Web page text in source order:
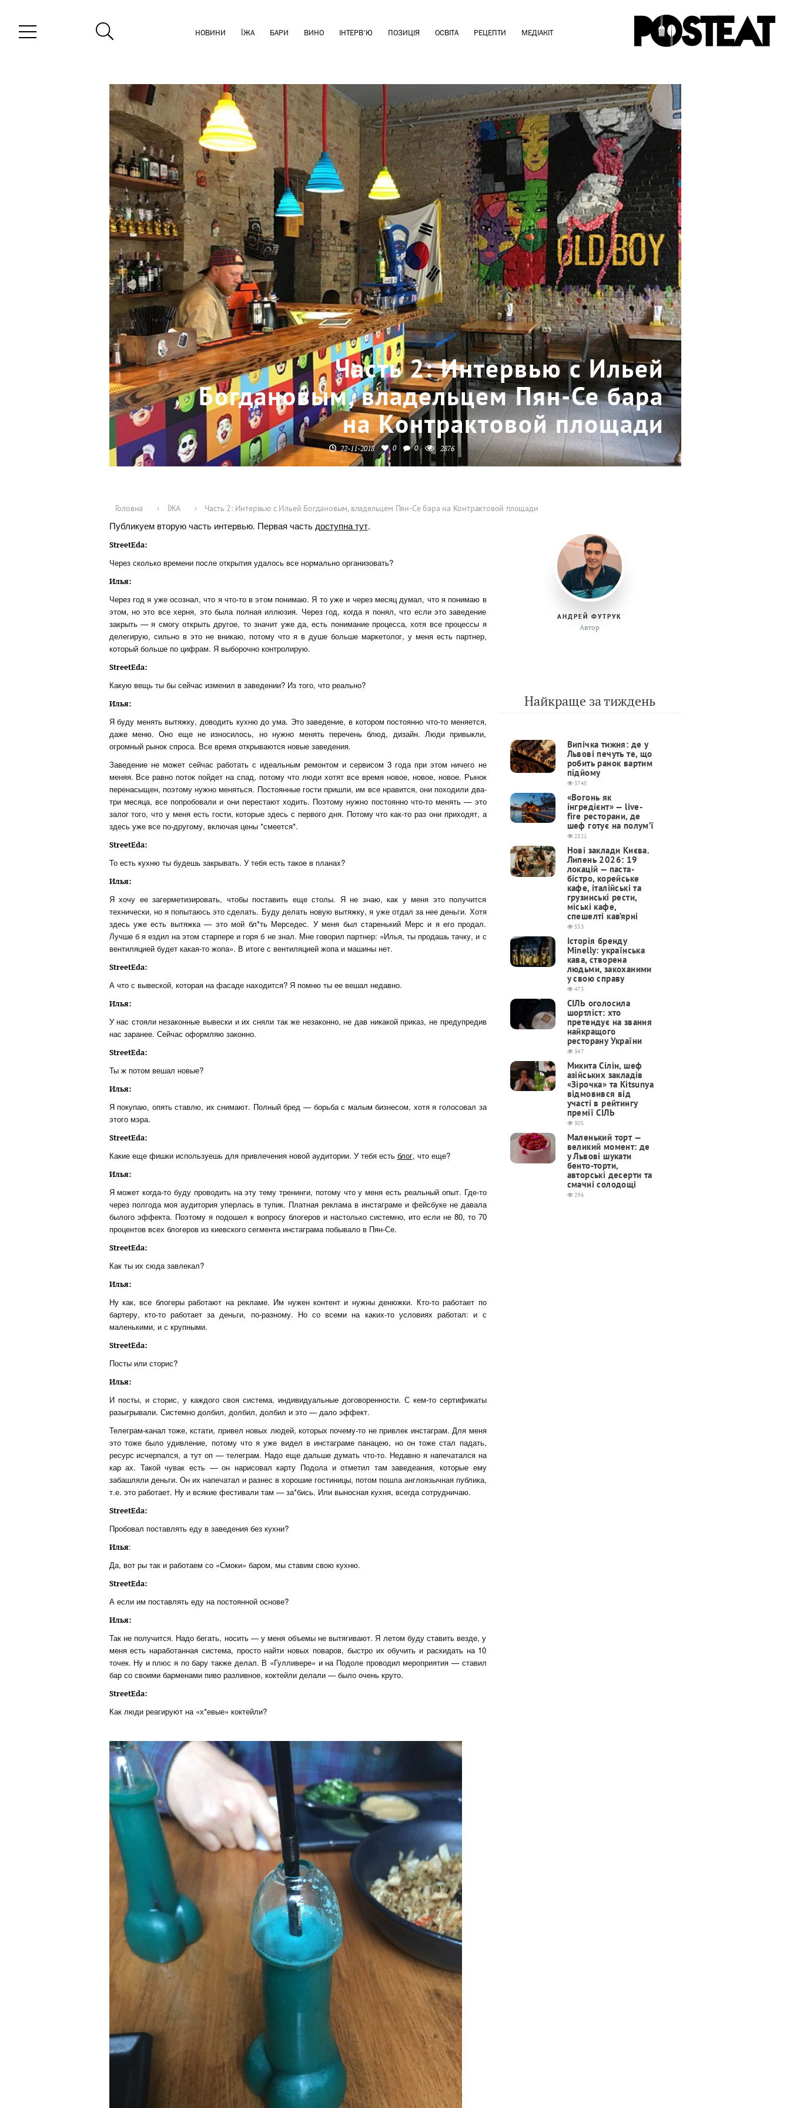
НОВИНИ ЇЖА БАРИ ВИНО ІНТЕРВ'Ю ПОЗИЦІЯ ОСВІТА РЕЦЕПТИ МЕДІАКІТ
Часть 2: Интервью с Ильей
Богдановым, владельцем Пян-Се бара
на Контрактовой площади
22-11-2018 0 0 2876
Головна › ЇЖА › Часть 2: Интервью с Ильей Богдановым, владельцем Пян-Се бара на Контрактовой площади
Публикуем вторую часть интервью. Первая часть доступна тут.
StreetEda:
Через сколько времени после открытия удалось все нормально организовать?
Илья:
Через год я уже осознал, что я что-то в этом понимаю. Я то уже и через месяц думал, что я понимаю в
этом, но это все херня, это была полная иллюзия. Через год, когда я понял, что если это заведение
закрыть — я смогу открыть другое, то значит уже да, есть понимание процесса, хотя все процессы я
делегирую, сильно в это не вникаю, потому что я в душе больше маркетолог, у меня есть партнер,
который больше по цифрам. Я выборочно контролирую.
StreetEda:
Какую вещь ты бы сейчас изменил в заведении? Из того, что реально?
Илья:
Я буду менять вытяжку, доводить кухню до ума. Это заведение, в котором постоянно что-то меняется,
даже меню. Оно еще не износилось, но нужно менять перечень блюд, дизайн. Люди привыкли,
огромный рынок спроса. Все время открываются новые заведения.
Заведение не может сейчас работать с идеальным ремонтом и сервисом 3 года при этом ничего не
меняя. Все равно поток пойдет на спад, потому что люди хотят все время новое, новое, новое. Рынок
перенасыщен, поэтому нужно меняться. Постоянные гости пришли, им все нравится, они походили два-
три месяца, все попробовали и они перестают ходить. Поэтому нужно постоянно что-то менять — это
залог того, что у меня есть гости, которые здесь с первого дня. Потому что как-то раз они приходят, а
здесь уже все по-другому, включая цены *смеется*.
StreetEda:
То есть кухню ты будешь закрывать. У тебя есть такое в планах?
Илья:
Я хочу ее загерметизировать, чтобы поставить еще столы. Я не знаю, как у меня это получится
технически, но я попытаюсь это сделать. Буду делать новую вытяжку, я уже отдал за нее деньги. Хотя
здесь уже есть вытяжка — это мой бл*ть Мерседес. У меня был старенький Мерс и я его продал.
Лучше б я ездил на этом старпере и горя б не знал. Мне говорил партнер: «Илья, ты продашь тачку, и с
вентиляцией будет какая-то жопа». В итоге с вентиляцией жопа и машины нет.
StreetEda:
А что с вывеской, которая на фасаде находится? Я помню ты ее вешал недавно.
Илья:
У нас стояли незаконные вывески и их сняли так же незаконно, не дав никакой приказ, не предупредив
нас заранее. Сейчас оформляю законно.
StreetEda:
Ты ж потом вешал новые?
Илья:
Я покупаю, опять ставлю, их снимают. Полный бред — борьба с малым бизнесом, хотя я голосовал за
этого мэра.
StreetEda:
Какие еще фишки используешь для привлечения новой аудитории. У тебя есть блог, что еще?
Илья:
Я может когда-то буду проводить на эту тему тренинги, потому что у меня есть реальный опыт. Где-то
через полгода моя аудитория уперлась в тупик. Платная реклама в инстаграме и фейсбуке не давала
былого эффекта. Поэтому я подошел к вопросу блогеров и настолько системно, ито если не 80, то 70
процентов всех блогеров из киевского сегмента инстаграма побывало в Пян-Се.
StreetEda:
Как ты их сюда завлекал?
Илья:
Ну как, все блогеры работают на рекламе. Им нужен контент и нужны денюжки. Кто-то работает по
бартеру, кто-то работает за деньги, по-разному. Но со всеми на каких-то условиях работал: и с
маленькими, и с крупными.
StreetEda:
Посты или сторис?
Илья:
И посты, и сторис, у каждого своя система, индивидуальные договоренности. С кем-то сертификаты
разыгрывали. Системно долбил, долбил, долбил и это — дало эффект.
Телеграм-канал тоже, кстати, привел новых людей, которых почему-то не привлек инстаграм. Для меня
это тоже было удивление, потому что я уже видел в инстаграме панацею, но он тоже стал падать,
ресурс исчерпался, а тут оп — телеграм. Надо еще дальше думать что-то. Недавно я напечатался на
кар ах. Такой чувак есть — он нарисовал карту Подола и отметил там заведеания, которые ему
забашляли деньги. Он их напечатал и разнес в хорошие гостиницы, потом пошла англоязычная публика,
т.е. это работает. Ну и всякие фестивали там — за*бись. Или выносная кухня, всегда сотрудничаю.
StreetEda:
Пробовал поставлять еду в заведения без кухни?
Илья:
Да, вот ры так и работаем со «Смоки» баром, мы ставим свою кухню.
StreetEda:
А если им поставлять еду на постоянной основе?
Илья:
Так не получится. Надо бегать, носить — у меня объемы не вытягивают. Я летом буду ставить везде, у
меня есть наработанная система, просто найти новых поваров, быстро их обучить и раскидать на 10
точек. Ну и плюс я по бару также делал. В «Гулливере» и на Подоле проводил мероприятия — ставил
бар со своими барменами пиво разливное, коктейли делали — было очень круто.
StreetEda:
Как люди реагируют на «х*евые» коктейли?
АНДРЕЙ ФУТРУК
Автор
Найкраще за тиждень
Випічка тижня: де у
Львові печуть те, що
робить ранок вартим
підйому
3745
«Вогонь як
інгредієнт» — live-
fire ресторани, де
шеф готує на полум’ї
2321
Нові заклади Києва.
Липень 2026: 19
локацій — паста-
бістро, корейське
кафе, італійські та
грузинські рести,
міські кафе,
спешелті кав’ярні
533
Історія бренду
Minelly: українська
кава, створена
людьми, закоханими
у свою справу
473
СІЛЬ оголосила
шортліст: хто
претендує на звання
найкращого
ресторану України
347
Микита Сілін, шеф
азійських закладів
«Зірочка» та Kitsunya
відмовився від
участі в рейтингу
премії СІЛЬ
305
Маленький торт —
великий момент: де
у Львові шукати
бенто-торти,
авторські десерти та
смачні солодощі
296